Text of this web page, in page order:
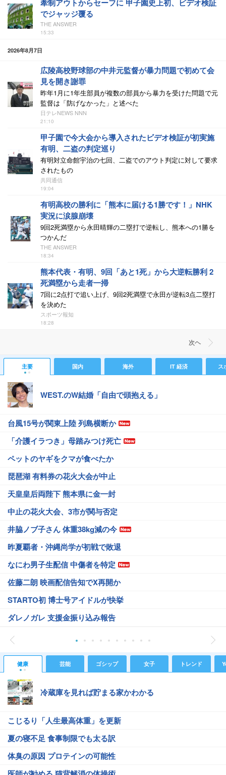
牽制アウトからセーフに 甲子園史上初、ビデオ検証
でジャッジ覆る
THE ANSWER
15:33
2026年8月7日
広陵高校野球部の中井元監督が暴力問題で初めて会
見を開き謝罪
昨年1月に1年生部員が複数の部員から暴力を受けた問題で元
監督は「防げなかった」と述べた
日テレNEWS NNN
21:10
甲子園で今大会から導入されたビデオ検証が初実施
有明、二盗の判定巡り
有明対立命館宇治の七回、二盗でのアウト判定に対して要求
されたもの
共同通信
19:04
有明高校の勝利に「熊本に届ける1勝です！」NHK
実況に涙腺崩壊
9回2死満塁から永田晴輝の二塁打で逆転し、熊本への1勝を
つかんだ
THE ANSWER
18:34
熊本代表・有明、9回「あと1死」から大逆転勝利 2
死満塁から走者一掃
7回に2点打で追い上げ、9回2死満塁で永田が逆転3点二塁打
を決めた
スポーツ報知
18:28
次ヘ
主要 国内 海外 IT 経済 ス
WEST.のW結婚「自由で頭抱える」
台風15号が関東上陸 列島横断か
「介護イラつき」母踏みつけ死亡
ペットのヤギをクマが食べたか
琵琶湖 有料券の花火大会が中止
天皇皇后両陛下 熊本県に金一封
中止の花火大会、3市が関与否定
井脇ノブ子さん 体重38kg減の今
昨夏覇者・沖縄尚学が初戦で敗退
なにわ男子生配信 中傷者を特定
佐藤二朗 映画配信告知でX再開か
STARTO初 博士号アイドルが快挙
ダレノガレ 支援金振り込み報告
健康 芸能 ゴシップ 女子 トレンド
冷蔵庫を見れば貯まる家かわかる
こじるり「人生最高体重」を更新
夏の寝不足 食事制限でも太る訳
体臭の原因 プロテインの可能性